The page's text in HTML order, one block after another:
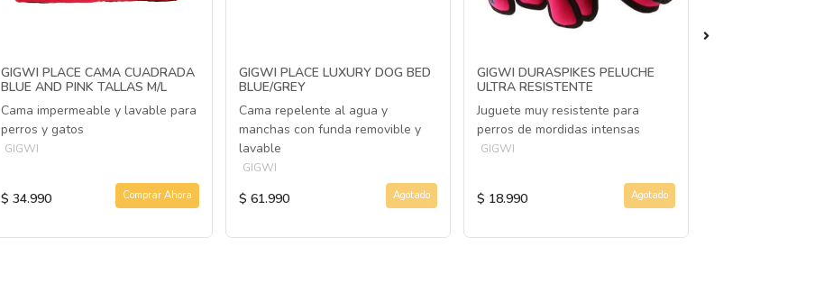
GIGWI PLACE CAMA CUADRADA
BLUE AND PINK TALLAS M/L
Cama impermeable y lavable para
perros y gatos
GIGWI
$ 34.990 Comprar Ahora
GIGWI PLACE LUXURY DOG BED
BLUE/GREY
Cama repelente al agua y
manchas con funda removible y
lavable
GIGWI
$ 61.990 Agotado
GIGWI DURASPIKES PELUCHE
ULTRA RESISTENTE
Juguete muy resistente para
perros de mordidas intensas
GIGWI
$ 18.990 Agotado